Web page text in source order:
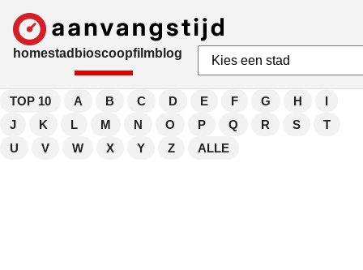
homestad bioscoopfilmblog
TOP 10 A B C D E F G H
I
J
K L M N O P Q R S
T
U
V W X Y Z ALLE